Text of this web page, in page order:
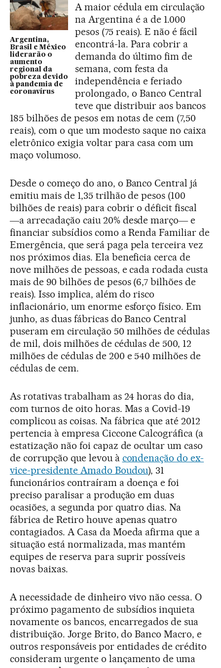
Argentina,
Brasil e México
liderarão o
aumento
regional da
pobreza devido
à pandemia de
coronavírus
A maior cédula em circulação
na Argentina é a de 1.000
pesos (75 reais). E não é fácil
encontrá-la. Para cobrir a
demanda do último fim de
semana, com festa da
independência e feriado
prolongado, o Banco Central
teve que distribuir aos bancos
185 bilhões de pesos em notas de cem (7,50
reais), com o que um modesto saque no caixa
eletrônico exigia voltar para casa com um
maço volumoso.
Desde o começo do ano, o Banco Central já
emitiu mais de 1,35 trilhão de pesos (100
bilhões de reais) para cobrir o déficit fiscal
―a arrecadação caiu 20% desde março― e
financiar subsídios como a Renda Familiar de
Emergência, que será paga pela terceira vez
nos próximos dias. Ela beneficia cerca de
nove milhões de pessoas, e cada rodada custa
mais de 90 bilhões de pesos (6,7 bilhões de
reais). Isso implica, além do risco
inflacionário, um enorme esforço físico. Em
junho, as duas fábricas do Banco Central
puseram em circulação 50 milhões de cédulas
de mil, dois milhões de cédulas de 500, 12
milhões de cédulas de 200 e 540 milhões de
cédulas de cem.
As rotativas trabalham as 24 horas do dia,
com turnos de oito horas. Mas a Covid-19
complicou as coisas. Na fábrica que até 2012
pertencia à empresa Ciccone Calcográfica (a
estatização não foi capaz de ocultar um caso
de corrupção que levou à condenação do ex-
vice-presidente Amado Boudou), 31
funcionários contraíram a doença e foi
preciso paralisar a produção em duas
ocasiões, a segunda por quatro dias. Na
fábrica de Retiro houve apenas quatro
contagiados. A Casa da Moeda afirma que a
situação está normalizada, mas mantém
equipes de reserva para suprir possíveis
novas baixas.
A necessidade de dinheiro vivo não cessa. O
próximo pagamento de subsídios inquieta
novamente os bancos, encarregados de sua
distribuição. Jorge Brito, do Banco Macro, e
outros responsáveis por entidades de crédito
consideram urgente o lançamento de uma